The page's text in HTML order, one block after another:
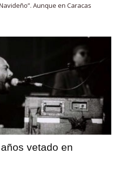
Aunque en Caracas
vetado en